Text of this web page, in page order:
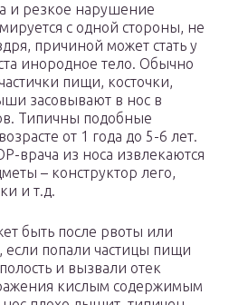
и резкое нарушение
с одной стороны, не
причиной может стать у
инородное тело. Обычно
пищи, косточки,
засовывают в нос в
Типичны подобные
от 1 года до 5-6 лет.
врача из носа извлекаются
– конструктор лего,
и т.д.
быть после рвоты или
попали частицы пищи
и вызвали отек
кислым содержимым